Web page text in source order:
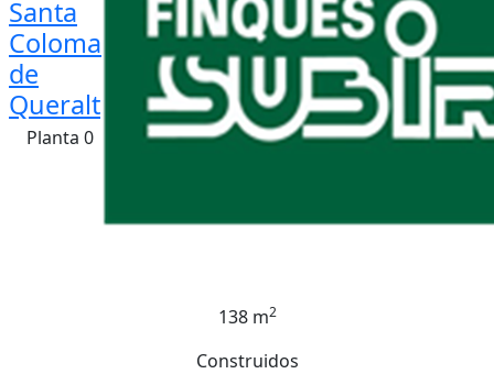
Santa
Coloma
de
Queralt
Planta 0
138 m2
Construidos